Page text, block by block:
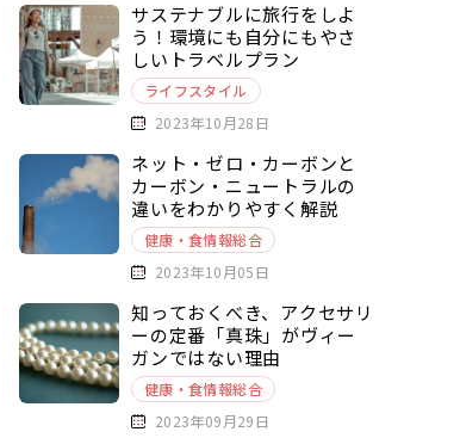
サステナブルに旅行をしよ
う！環境にも自分にもやさ
しいトラベルプラン
ライフスタイル
2023年10月28日
ネット・ゼロ・カーボンと
カーボン・ニュートラルの
違いをわかりやすく解説
健康・食情報総合
2023年10月05日
知っておくべき、アクセサリ
ーの定番「真珠」がヴィー
ガンではない理由
健康・食情報総合
2023年09月29日